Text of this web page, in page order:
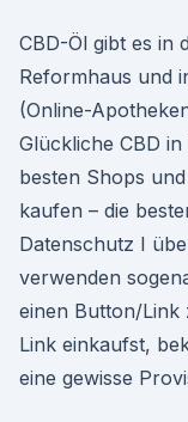
CBD-Öl gibt es in
Reformhaus und
(Online-
Glückliche CBD
besten Shops
kaufen – die
Datenschutz Ι
verwenden
einen Button/Link
Link einkaufst,
eine gewisse